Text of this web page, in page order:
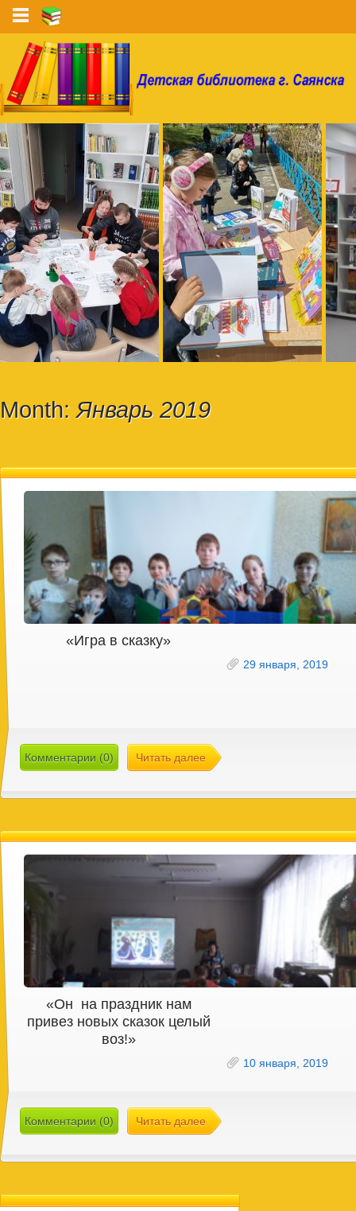
Month: Январь 2019
«Игра в сказку»
29 января, 2019
Комментарии (0) Читать далее
«Он на праздник нам
привез новых сказок целый
воз!»
10 января, 2019
Комментарии (0) Читать далее